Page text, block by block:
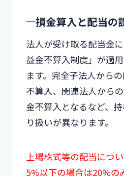
損金算入と配当の
法人が受け取る配当金
益金不算入制度」が適
ます。完全子法人から
不算入、関連法人から
金不算入となるなど、
り扱いが異なります。
上場株式等の配当につ
5%以下の場合は20%の